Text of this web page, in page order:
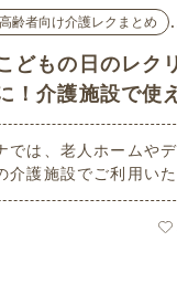
高齢者向け介護レクまとめ
どもの日のレク
！介護施設で使
レク素材
では、老人ホームや
介護施設でご利用いた
レク素材を多数ご用
はそのなかから、「こ